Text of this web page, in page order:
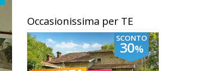
Occasionissima per TE
SCONTO
30%